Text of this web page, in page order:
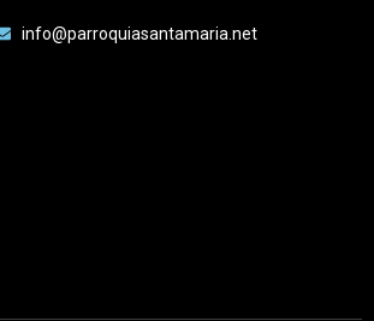
info@parroquiasantamaria.net